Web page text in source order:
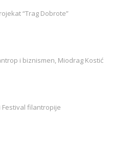
“Trag Dobrote”
i biznismen, Miodrag Kostić
Festival filantropije